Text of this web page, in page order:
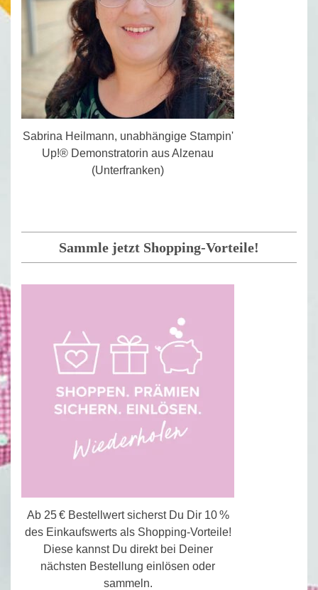
Sabrina Heilmann, unabhängige Stampin'
Up!® Demonstratorin aus Alzenau
(Unterfranken)
Sammle jetzt Shopping-Vorteile!
Ab 25 € Bestellwert sicherst Du Dir 10 %
des Einkaufswerts als Shopping-Vorteile!
Diese kannst Du direkt bei Deiner
nächsten Bestellung einlösen oder
sammeln.